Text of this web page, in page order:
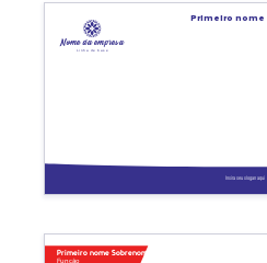
Insira seu slogan aqui
Primeiro nome
Nome da empresa
Linha de base
Primeiro nome Sobrenome